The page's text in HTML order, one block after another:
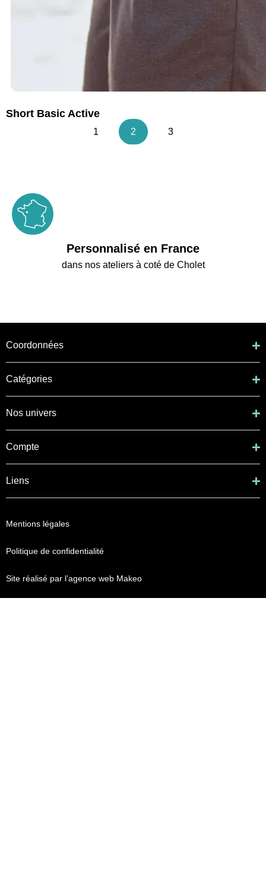
Short Basic Active
1 2 3
Personnalisé en France
dans nos ateliers à coté de Cholet
Coordonnées
Catégories
Nos univers
Compte
Liens
Mentions légales
Politique de confidentialité
Site réalisé par l’agence web Makeo